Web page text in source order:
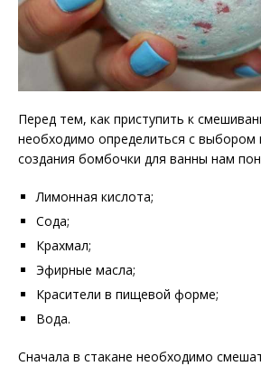
Перед тем, как приступить к
необходимо определиться с выбором
создания бомбочки для ванны нам
Лимонная кислота;
Сода;
Крахмал;
Эфирные масла;
Красители в пищевой форме;
Вода.
Сначала в стакане необходимо